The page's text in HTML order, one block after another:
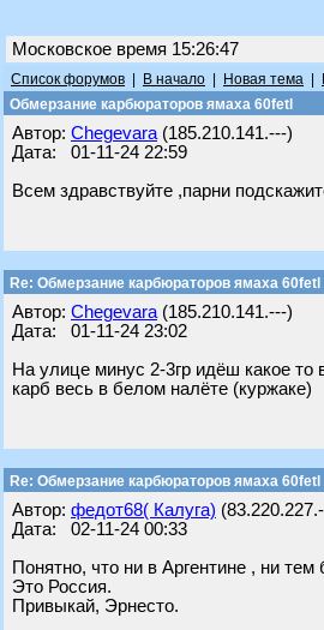
Московское время 15:26:47
Список форумов В начало Новая тема
Обмерзание карбюраторов ямаха 60fetl
Автор: Chegevara (185.210.141.---)
Дата: 01-11-24 22:59
Всем здравствуйте ,парни
Re: Обмерзание карбюраторов ямаха 60fetl
Автор: Chegevara (185.210.141.---)
Дата: 01-11-24 23:02
На улице минус 2-3гр идёш какое то
карб весь в белом налёте (куржаке)
Re: Обмерзание карбюраторов ямаха 60fetl
Автор: федот68( Калуга)
Дата: 02-11-24 00:33
Понятно, что ни в Аргентине , ни
Это Россия.
Привыкай, Эрнесто.